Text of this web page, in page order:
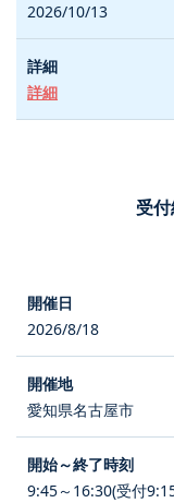
2026/10/13
詳細
受
2026/8/18
愛知県名古屋市
9:45～16:30(受付